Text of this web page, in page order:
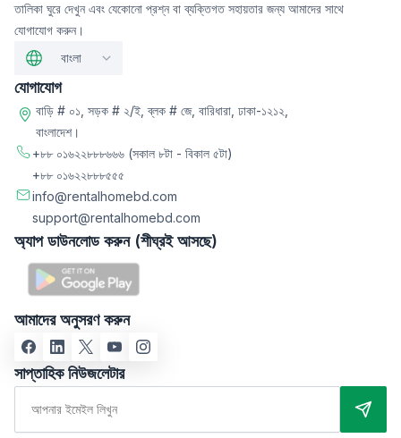
তালিকা ঘুরে দেখুন এবং যেকোনো প্রশ্ন বা ব্যক্তিগত সহায়তার জন্য আমাদের সাথে
যোগাযোগ করুন।
বাংলা
যোগাযোগ
বাড়ি # ০১, সড়ক # ২/ই, ব্লক # জে, বারিধারা, ঢাকা-১২১২,
বাংলাদেশ।
+৮৮ ০১৬২২৮৮৮৬৬৬ (সকাল ৮টা - বিকাল ৫টা)
+৮৮ ০১৬২২৮৮৮৫৫৫
info@rentalhomebd.com
support@rentalhomebd.com
অ্যাপ ডাউনলোড করুন (শীঘ্রই আসছে)
আমাদের অনুসরণ করুন
সাপ্তাহিক নিউজলেটার